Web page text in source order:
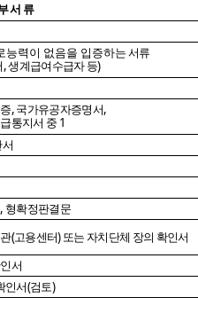
서 류
능력이 없음을 입증하는서류
,생계급여수급자 등)
,국가유공자증명서,
통지서 중 1
, 형확정판결문
(고용센터)또는 자치단체 장의 확인서
서
인서(검토)